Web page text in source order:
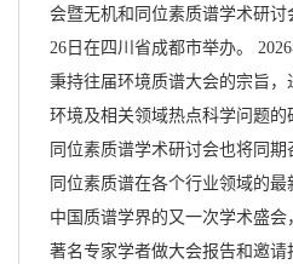
会暨无机和同位素质谱学术研
26日在四川省成都市举办。
秉持往届环境质谱大会的宗旨
环境及相关领域热点科学问题的
同位素质谱学术研讨会也将同期
同位素质谱在各个行业领域的
中国质谱学界的又一次学术盛
著名专家学者做大会报告和邀